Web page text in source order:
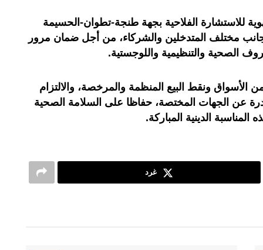
للاستشارة الفلاحية بجهة طنجة-تطوان-الحسيمة
جانب مختلف المتدخلين والشركاء، من أجل ضمان مرور
الصحية والتنظيمية واللوجستية.
ونقط البيع المنظمة والمرخصة، والالتزام
عن الجهات المختصة، حفاظا على السلامة الصحية
الدينية المباركة.
غرد